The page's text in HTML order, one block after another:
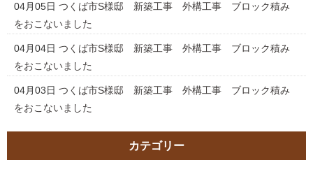
04月05日 つくば市S様邸 新築工事 外構工事 ブロック積み
をおこないました
04月04日 つくば市S様邸 新築工事 外構工事 ブロック積み
をおこないました
04月03日 つくば市S様邸 新築工事 外構工事 ブロック積み
をおこないました
カテゴリー